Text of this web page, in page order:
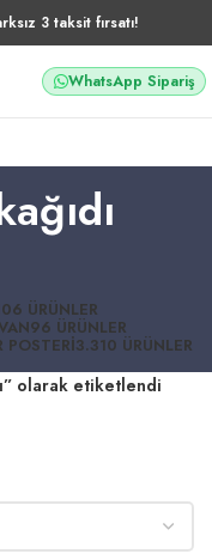
3 taksit fırsatı!
WhatsApp Sipariş
ÜRÜNLER
96 ÜRÜNLER
POSTERI3.310 ÜRÜNLER
olarak etiketlendi